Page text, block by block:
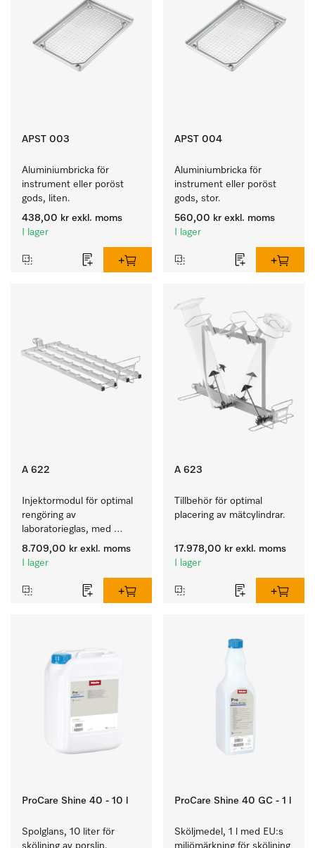
APST 003
Aluminiumbricka för
instrument eller poröst
gods, liten.
438,00 kr exkl. moms
I lager
APST 004
Aluminiumbricka för
instrument eller poröst
gods, stor.
560,00 kr exkl. moms
I lager
A 622
Injektormodul för optimal
rengöring av
laboratorieglas, med
36 injektorplatser.
8.709,00 kr exkl. moms
I lager
A 623
Tillbehör för optimal
placering av mätcylindrar.
17.978,00 kr exkl. moms
I lager
ProCare Shine 40 - 10 l
Spolglans, 10 liter för
sköljning av porslin,
ProCare Shine 40 GC - 1 l
Sköljmedel, 1 l med EU:s
miljömärkning för sköljning